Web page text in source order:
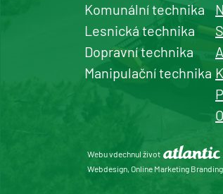
Komunální technika
Lesnická technika
Dopravní technika
Manipulační technika
Webu vdechnul život
Webdesign, Online Marketing Branding